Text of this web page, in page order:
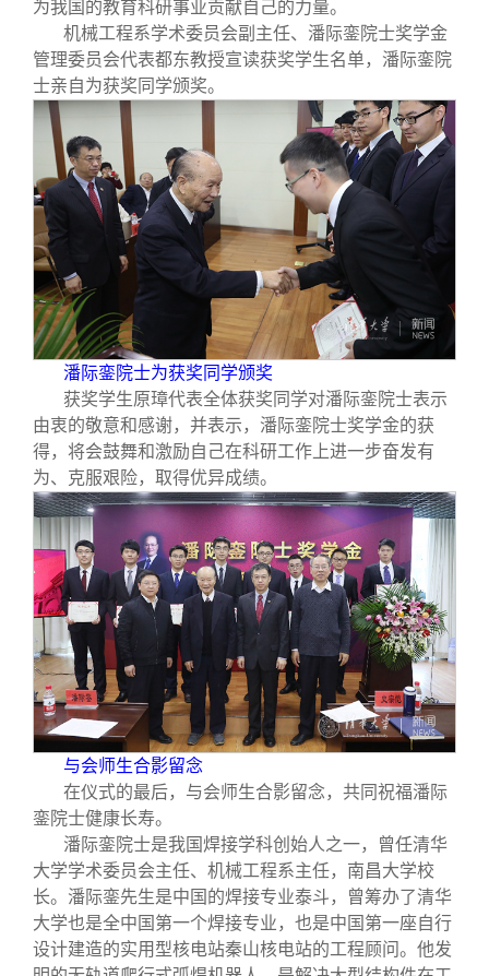
为我国的教育科研事业贡献自己的力量。
机械工程系学术委员会副主任、潘际銮院士奖学金
管理委员会代表都东教授宣读获奖学生名单，潘际銮院
士亲自为获奖同学颁奖。
潘际銮院士为获奖同学颁奖
获奖学生原璋代表全体获奖同学对潘际銮院士表示
由衷的敬意和感谢，并表示，潘际銮院士奖学金的获
得，将会鼓舞和激励自己在科研工作上进一步奋发有
为、克服艰险，取得优异成绩。
与会师生合影留念
在仪式的最后，与会师生合影留念，共同祝福潘际
銮院士健康长寿。
潘际銮院士是我国焊接学科创始人之一，曾任清华
大学学术委员会主任、机械工程系主任，南昌大学校
长。潘际銮先生是中国的焊接专业泰斗，曾筹办了清华
大学也是全中国第一个焊接专业，也是中国第一座自行
设计建造的实用型核电站秦山核电站的工程顾问。他发